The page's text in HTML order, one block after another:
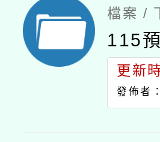
檔案 /
115
更新
發佈者